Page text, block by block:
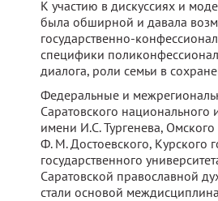
К участию в дискуссиях и
была обширной и давала
государственно-
специфики
диалога, роли семьи в
Федеральные и
Саратовского национального
имени И.С. Тургенева,
Ф. М. Достоевского, Курского
государственного
Саратовской православной
стали основой